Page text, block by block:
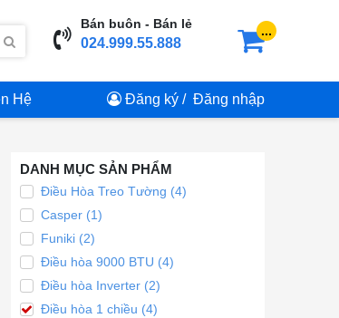
Bán buôn - Bán lẻ
024.999.55.888
...
Hệ Đăng ký / Đăng nhập
DANH MỤC SẢN PHẨM
Điều Hòa Treo Tường (4)
Casper (1)
Funiki (2)
Điều hòa 9000 BTU (4)
Điều hòa Inverter (2)
Điều hòa 1 chiều (4)